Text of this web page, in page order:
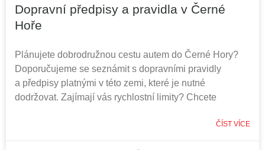
Dopravní předpisy a pravidla v Černé
Hoře
Plánujete dobrodružnou cestu autem do Černé Hory?
Doporučujeme se seznámit s dopravními pravidly
a předpisy platnými v této zemi, které je nutné
dodržovat. Zajímají vás rychlostní limity? Chcete
ČÍST VÍCE